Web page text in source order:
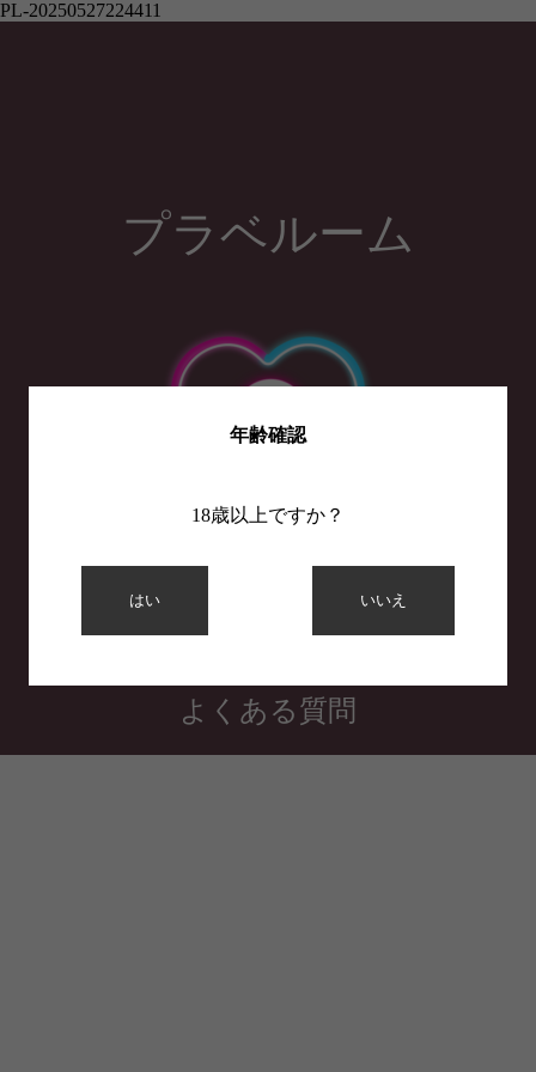
年齢確認
18歳以上ですか？
はい いいえ
PL-20250527224411
プラベルーム
利用規約
プライバシーポリシー
よくある質問